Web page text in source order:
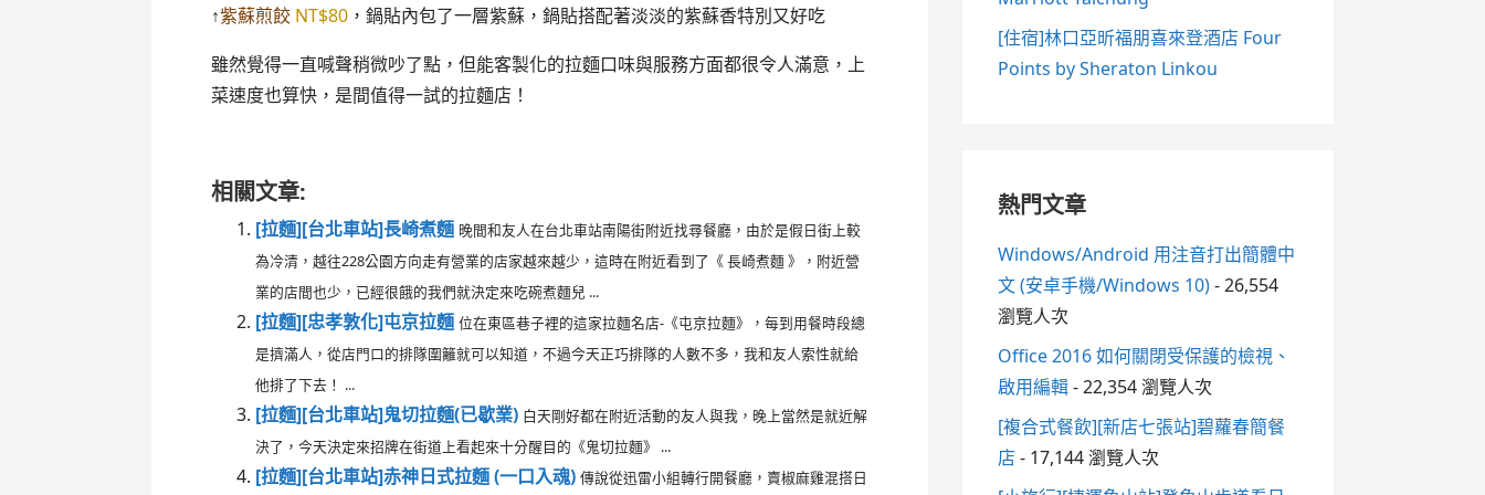
↑紫蘇煎餃 NT$80 ，鍋貼內包了一層紫蘇，鍋貼搭配著淡淡的紫蘇香特別又好吃
雖然覺得一直喊聲稍微吵了點，但能客製化的拉麵口味與服務方面都很令人滿意，上
菜速度也算快，是間值得一試的拉麵店！
相關文章:
[拉麵][台北車站]長崎煮麵 晚間和友人在台北車站南陽街附近找尋餐廳，由於是假日街上較
為冷清，越往228公園方向走有營業的店家越來越少，這時在附近看到了《 長崎煮麵 》，附近營
業的店間也少，已經很餓的我們就決定來吃碗煮麵兒 ...
[拉麵][忠孝敦化]屯京拉麵 位在東區巷子裡的這家拉麵名店-《屯京拉麵》，每到用餐時段總
是擠滿人，從店門口的排隊圍籬就可以知道，不過今天正巧排隊的人數不多，我和友人索性就給
他排了下去！ ...
[拉麵][台北車站]鬼切拉麵(已歇業) 白天剛好都在附近活動的友人與我，晚上當然是就近解
決了，今天決定來招牌在街道上看起來十分醒目的《鬼切拉麵》 ...
[拉麵][台北車站]赤神日式拉麵 (一口入魂) 傳說從迅雷小組轉行開餐廳，賣椒麻雞混搭日
[住宿]林口亞昕福朋喜來登酒店 Four
Points by Sheraton Linkou
熱門文章
Windows/Android 用注音打出簡體中
文 (安卓手機/Windows 10)- 26,554
瀏覽人次
Office 2016 如何關閉受保護的檢視、
啟用編輯- 22,354 瀏覽人次
[複合式餐飲][新店七張站]碧蘿春簡餐
店- 17,144 瀏覽人次